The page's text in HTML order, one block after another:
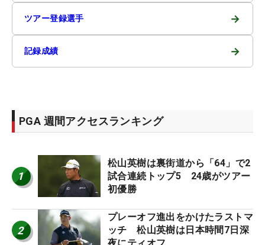
ツアー登録選手 →
記録成績 →
PGA 週間アクセスランキング
1
松山英樹は裏街道から「64」で2
試合連続トップ5 24歳がツアー
初優勝
2
プレーオフ進出をかけたラストマ
ッチ 松山英樹は日本時間7日深